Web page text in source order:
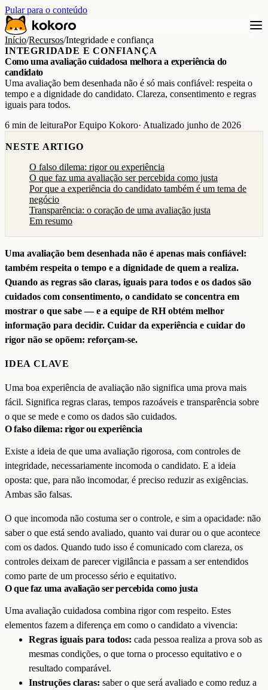
Pular para o conteúdo
Início/Recursos/Integridade e confiança
INTEGRIDADE E CONFIANÇA
Como uma avaliação cuidadosa melhora a experiência do
candidato
Uma avaliação bem desenhada não é só mais confiável: respeita o
tempo e a dignidade do candidato. Clareza, consentimento e regras
iguais para todos.
6 min de leituraPor Equipo Kokoro· Atualizado junho de 2026
NESTE ARTIGO
O falso dilema: rigor ou experiência
O que faz uma avaliação ser percebida como justa
Por que a experiência do candidato também é um tema de
negócio
Transparência: o coração de uma avaliação justa
Em resumo
Uma avaliação bem desenhada não é apenas mais confiável:
também respeita o tempo e a dignidade de quem a realiza.
Quando as regras são claras, iguais para todos e os dados são
cuidados com consentimento, o candidato se concentra em
mostrar o que sabe — e a equipe de RH obtém melhor
informação para decidir. Cuidar da experiência e cuidar do
rigor não se opõem: reforçam-se.
IDEA CLAVE
Uma boa experiência de avaliação não significa uma prova mais
fácil. Significa regras claras, tempos razoáveis e transparência sobre
o que se mede e como os dados são cuidados.
O falso dilema: rigor ou experiência
Existe a ideia de que uma avaliação rigorosa, com controles de
integridade, necessariamente incomoda o candidato. E a ideia
oposta: que, para não incomodar, é preciso reduzir as exigências.
Ambas são falsas.
O que incomoda não costuma ser o controle, e sim a opacidade: não
saber o que está sendo avaliado, quanto vai durar ou o que acontece
com os dados. Quando tudo isso é comunicado com clareza, os
controles deixam de parecer vigilância e passam a ser entendidos
como parte de um processo sério e equitativo.
O que faz uma avaliação ser percebida como justa
Uma avaliação cuidadosa combina rigor com respeito. Estes
elementos fazem a diferença em como o candidato a vivencia:
Regras iguais para todos: cada pessoa realiza a prova sob as
mesmas condições, o que torna o processo equitativo e o
resultado comparável.
Instruções claras: saber o que será avaliado e como reduz a